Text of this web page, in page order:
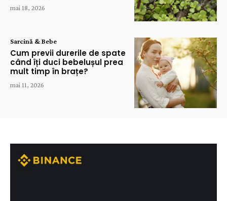
mai 18, 2026
Sarcină & Bebe
Cum previi durerile de spate
când îți duci bebelușul prea
mult timp în brațe?
mai 11, 2026